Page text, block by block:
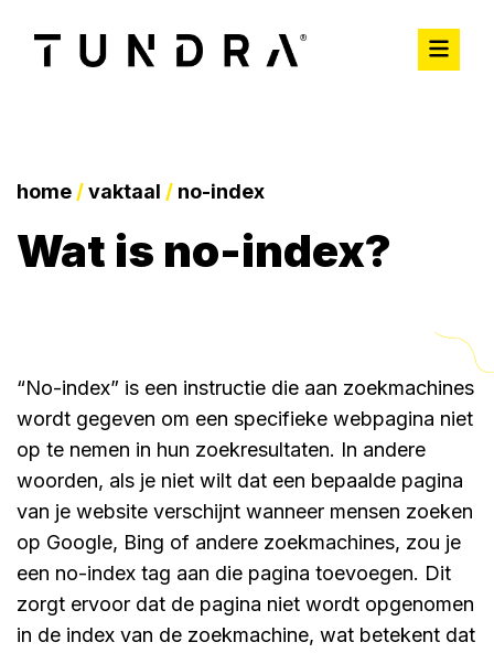
home /vaktaal / no-index
wat is no-index?
“No-index” is een instructie die aan zoekmachines
wordt gegeven om een specifieke webpagina niet
op te nemen in hun zoekresultaten. In andere
woorden, als je niet wilt dat een bepaalde pagina
van je website verschijnt wanneer mensen zoeken
op Google, Bing of andere zoekmachines, zou je
een no-index tag aan die pagina toevoegen. Dit
zorgt ervoor dat de pagina niet wordt opgenomen
in de index van de zoekmachine, wat betekent dat